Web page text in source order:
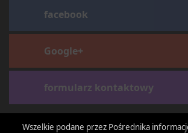
facebook
Google+
formularz kontaktowy
Wszelkie podane przez Pośrednika